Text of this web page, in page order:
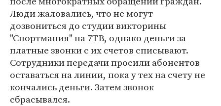
Люди жаловались, что не могут
дозвониться до студии викторины
"Спортмания" на 7ТВ, однако деньги за
платные звонки с их счетов списывают.
Сотрудники передачи просили абонентов
оставаться на линии, пока у тех на счету не
кончались деньги. Затем звонок
сбрасывался.